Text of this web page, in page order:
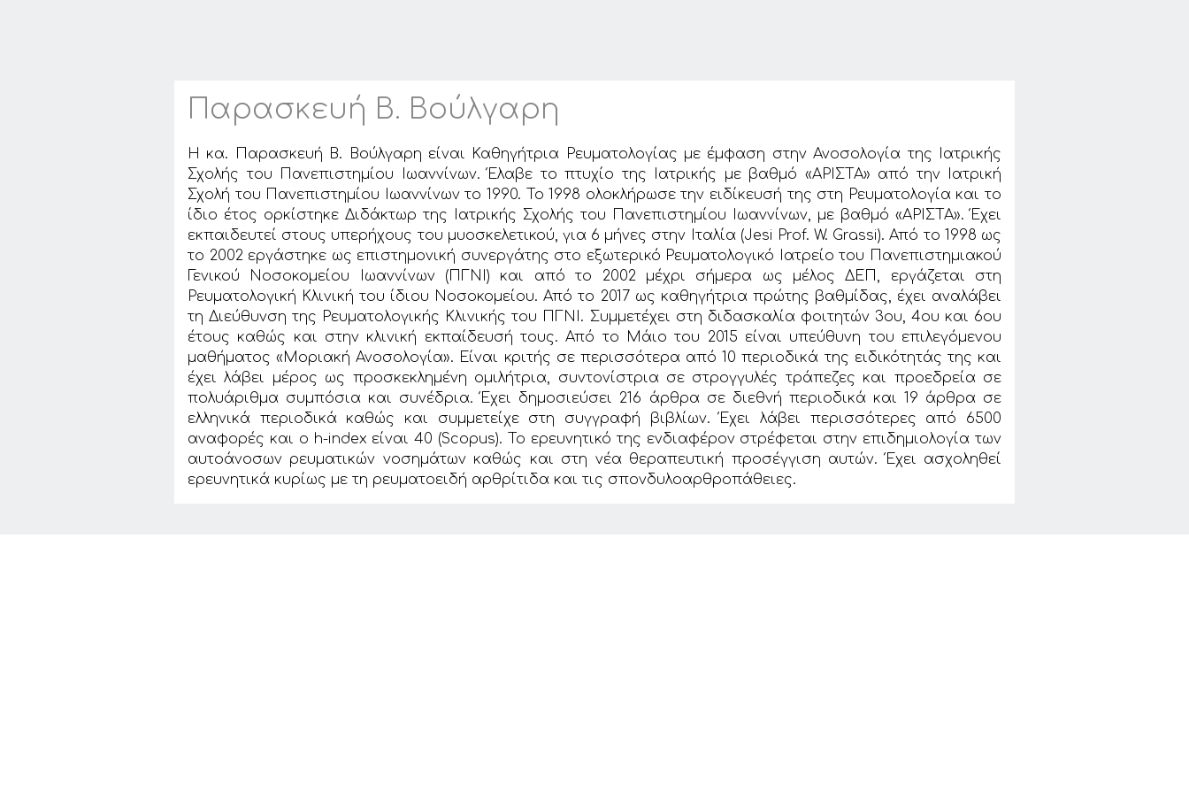
Παρασκευή Β. Βούλγαρη
Η κα. Παρασκευή Β. Βούλγαρη είναι Καθηγήτρια Ρευματολογίας με έμφαση στην Ανοσολογία της Ιατρικής
Σχολής του Πανεπιστημίου Ιωαννίνων. Έλαβε το πτυχίο της Ιατρικής με βαθμό «ΑΡΙΣΤΑ» από την Ιατρική
Σχολή του Πανεπιστημίου Ιωαννίνων το 1990. Το 1998 ολοκλήρωσε την ειδίκευσή της στη Ρευματολογία και το
ίδιο έτος ορκίστηκε Διδάκτωρ της Ιατρικής Σχολής του Πανεπιστημίου Ιωαννίνων, με βαθμό «ΑΡΙΣΤΑ». Έχει
εκπαιδευτεί στους υπερήχους του μυοσκελετικού, για 6 μήνες στην Ιταλία (Jesi Prof. W. Grassi). Από το 1998 ως
το 2002 εργάστηκε ως επιστημονική συνεργάτης στο εξωτερικό Ρευματολογικό Ιατρείο του Πανεπιστημιακού
Γενικού Νοσοκομείου Ιωαννίνων (ΠΓΝΙ) και από το 2002 μέχρι σήμερα ως μέλος ΔΕΠ, εργάζεται στη
Ρευματολογική Κλινική του ίδιου Νοσοκομείου. Από το 2017 ως καθηγήτρια πρώτης βαθμίδας, έχει αναλάβει
τη Διεύθυνση της Ρευματολογικής Κλινικής του ΠΓΝΙ. Συμμετέχει στη διδασκαλία φοιτητών 3ου, 4ου και 6ου
έτους καθώς και στην κλινική εκπαίδευσή τους. Από το Μάιο του 2015 είναι υπεύθυνη του επιλεγόμενου
μαθήματος «Μοριακή Ανοσολογία». Είναι κριτής σε περισσότερα από 10 περιοδικά της ειδικότητάς της και
έχει λάβει μέρος ως προσκεκλημένη ομιλήτρια, συντονίστρια σε στρογγυλές τράπεζες και προεδρεία σε
πολυάριθμα συμπόσια και συνέδρια. Έχει δημοσιεύσει 216 άρθρα σε διεθνή περιοδικά και 19 άρθρα σε
ελληνικά περιοδικά καθώς και συμμετείχε στη συγγραφή βιβλίων. Έχει λάβει περισσότερες από 6500
αναφορές και ο h-index είναι 40 (Scopus). Το ερευνητικό της ενδιαφέρον στρέφεται στην επιδημιολογία των
αυτοάνοσων ρευματικών νοσημάτων καθώς και στη νέα θεραπευτική προσέγγιση αυτών. Έχει ασχοληθεί
ερευνητικά κυρίως με τη ρευματοειδή αρθρίτιδα και τις σπονδυλοαρθροπάθειες.